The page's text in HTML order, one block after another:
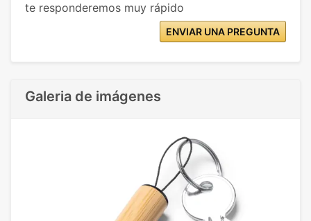
te responderemos muy rápido
ENVIAR UNA PREGUNTA
Galeria de imágenes